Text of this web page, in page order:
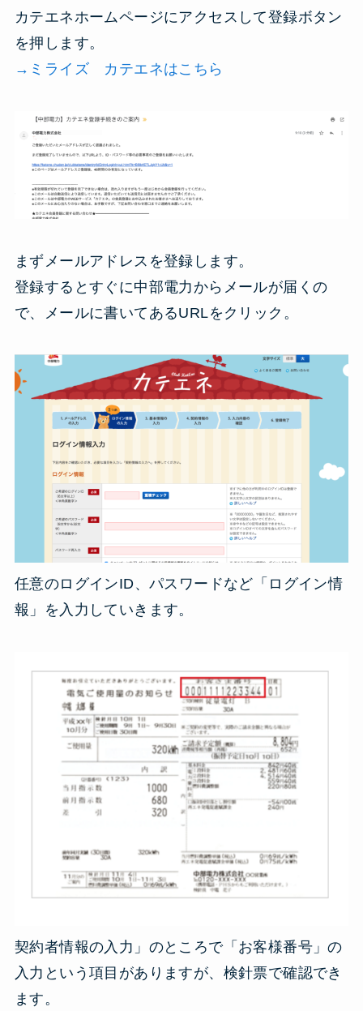
カテエネホームページにアクセスして登録ボタン
を押します。
→ミライズカテエネはこちら
まずメールアドレスを登録します。
登録するとすぐに中部電力からメールが届くの
で、メールに書いてあるURLをクリック。
任意のログインID、パスワードなど「ログイン情
報」を入力していきます。
契約者情報の入力」のところで「お客様番号」の
入力という項目がありますが、検針票で確認でき
ます。